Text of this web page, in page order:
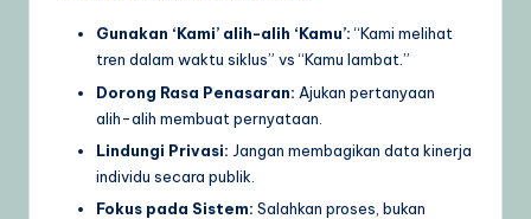
Gunakan ‘Kami’ alih-alih ‘Kamu’:“Kami melihat
tren dalam waktu siklus” vs “Kamu lambat.”
Dorong Rasa Penasaran: Ajukan pertanyaan
alih-alih membuat pernyataan.
Lindungi Privasi: Jangan membagikan data kinerja
individu secara publik.
Fokus pada Sistem: Salahkan proses, bukan